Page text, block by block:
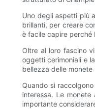
Uno degli aspetti più
brillanti, per creare
è facile capire perché
Oltre al loro fascino
oggetti cerimoniali e
bellezza delle
Quando si
interessa. Le
importante